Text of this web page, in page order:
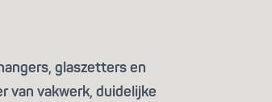
glaszetters en
van vakwerk, duidelijke